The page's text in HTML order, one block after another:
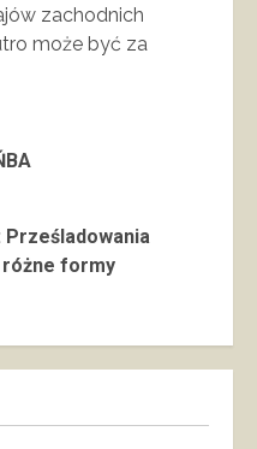
zachodnich
może być za
formy